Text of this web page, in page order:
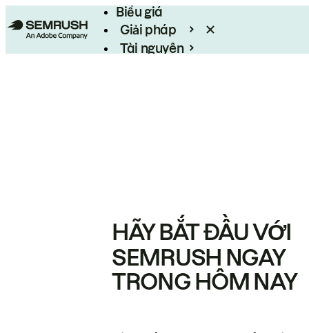
Biểu giá
Giải pháp
Tài nguyên
HÃY BẮT ĐẦU VỚI
SEMRUSH NGAY
TRONG HÔM NAY